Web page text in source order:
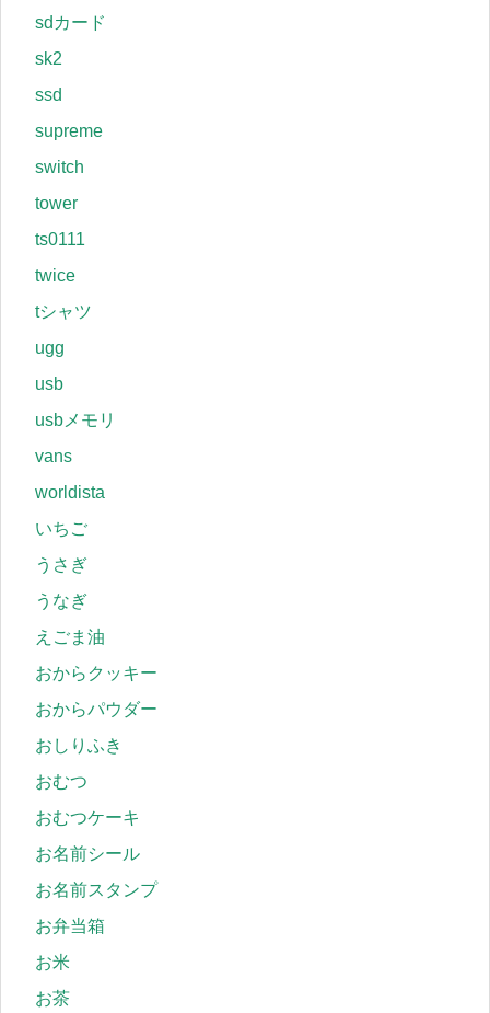
sdカード
sk2
ssd
supreme
switch
tower
ts0111
twice
tシャツ
ugg
usb
usbメモリ
vans
worldista
いちご
うさぎ
うなぎ
えごま油
おからクッキー
おからパウダー
おしりふき
おむつ
おむつケーキ
お名前シール
お名前スタンプ
お弁当箱
お米
お茶